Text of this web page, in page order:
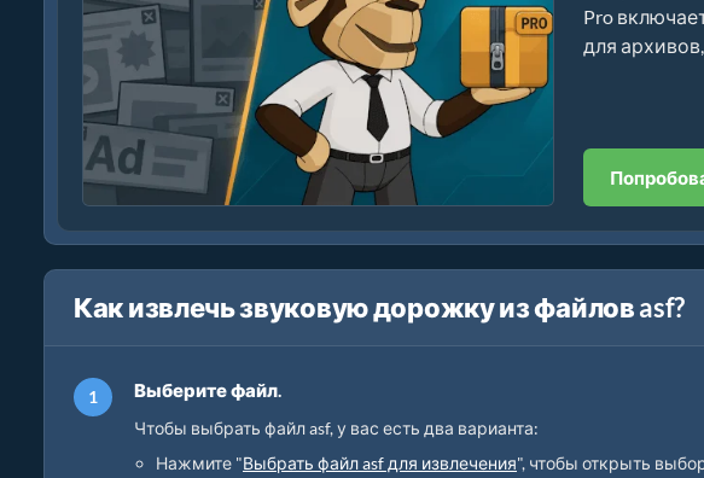
Pro
для
Как извлечь звуковую дорожку из файлов asf?
Выберите файл.
Чтобы выбрать файл asf, у вас есть два варианта:
Нажмите "Выбрать файл asf для извлечения", чтобы открыть